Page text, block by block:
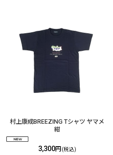
村上康成BREEZING Tシャツ ヤマメ
紺
3,300円 (税込)